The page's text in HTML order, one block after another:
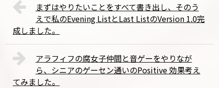
まずはやりたいことをすべて書き出し、そのう
えで私のEvening ListとLast ListのVersion 1.0完
成しました。
アラフィフの腐女子仲間と音ゲーをやりなが
ら、シニアのゲーセン通いのPositive 効果考え
てみました。